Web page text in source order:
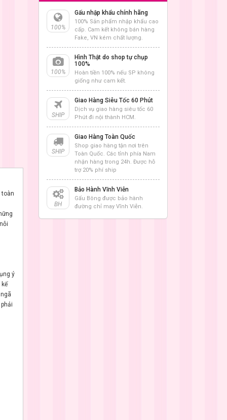
toàn
ý
100%
Gấu nhập khẩu chính hãng
100% Sản phẩm nhập khẩu cao
cấp. Cam kết không bán hàng
Fake, VN kém chất lượng.
100%
Hình Thật do shop tự chụp
100%
Hoàn tiền 100% nếu SP không
giống như cam kết.
SHIP
Giao Hàng Siêu Tốc 60 Phút
Dịch vụ giao hàng siêu tốc 60
Phút đi nội thành HCM.
SHIP
Giao Hàng Toàn Quốc
Shop giao hàng tận nơi trên
Toàn Quốc. Các tỉnh phía Nam
nhận hàng trong 24h. Được hỗ
trợ 20% phí ship
BH
Bảo Hành Vĩnh Viễn
Gấu Bông được bảo hành
đường chỉ may Vĩnh Viễn.